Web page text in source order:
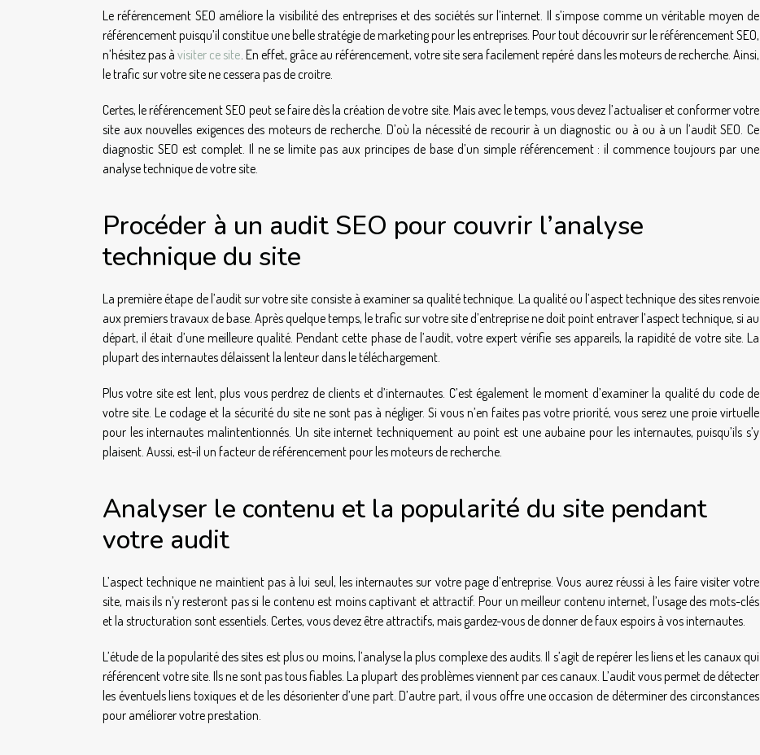
Le référencement SEO améliore la visibilité des entreprises et des sociétés sur l’internet. Il s’impose comme un véritable moyen de
référencement puisqu’il constitue une belle stratégie de marketing pour les entreprises. Pour tout découvrir sur le référencement SEO,
n’hésitez pas àvisiter ce site. En effet, grâce au référencement, votre site sera facilement repéré dans les moteurs de recherche. Ainsi,
le trafic sur votre site ne cessera pas de croitre.
Certes, le référencement SEO peut se faire dès la création de votre site. Mais avec le temps, vous devez l’actualiser et conformer votre
site aux nouvelles exigences des moteurs de recherche. D’où la nécessité de recourir à un diagnostic ou à ou à un l’audit SEO. Ce
diagnostic SEO est complet. Il ne se limite pas aux principes de base d’un simple référencement : il commence toujours par une
analyse technique de votre site.
Procéder à un audit SEO pour couvrir l’analyse
technique du site
La première étape de l’audit sur votre site consiste à examiner sa qualité technique. La qualité ou l’aspect technique des sites renvoie
aux premiers travaux de base. Après quelque temps, le trafic sur votre site d’entreprise ne doit point entraver l’aspect technique, si au
départ, il était d’une meilleure qualité. Pendant cette phase de l’audit, votre expert vérifie ses appareils, la rapidité de votre site. La
plupart des internautes délaissent la lenteur dans le téléchargement.
Plus votre site est lent, plus vous perdrez de clients et d’internautes. C’est également le moment d’examiner la qualité du code de
votre site. Le codage et la sécurité du site ne sont pas à négliger. Si vous n’en faites pas votre priorité, vous serez une proie virtuelle
pour les internautes malintentionnés. Un site internet techniquement au point est une aubaine pour les internautes, puisqu’ils s’y
plaisent. Aussi, est-il un facteur de référencement pour les moteurs de recherche.
Analyser le contenu et la popularité du site pendant
votre audit
L’aspect technique ne maintient pas à lui seul, les internautes sur votre page d’entreprise. Vous aurez réussi à les faire visiter votre
site, mais ils n’y resteront pas si le contenu est moins captivant et attractif. Pour un meilleur contenu internet, l’usage des mots-clés
et la structuration sont essentiels. Certes, vous devez être attractifs, mais gardez-vous de donner de faux espoirs à vos internautes.
L’étude de la popularité des sites est plus ou moins, l’analyse la plus complexe des audits. Il s’agit de repérer les liens et les canaux qui
référencent votre site. Ils ne sont pas tous fiables. La plupart des problèmes viennent par ces canaux. L’audit vous permet de détecter
les éventuels liens toxiques et de les désorienter d’une part. D’autre part, il vous offre une occasion de déterminer des circonstances
pour améliorer votre prestation.